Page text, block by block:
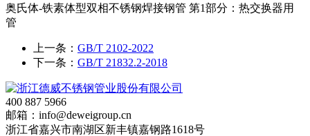
奥氏体-铁素体型双相不锈钢焊接钢管 第1部分：热交换器用
管
上一条： GB/T 2102-2022
下一条： GB/T 21832.2-2018
400 887 5966
邮箱：info@deweigroup.cn
浙江省嘉兴市南湖区新丰镇嘉钢路1618号